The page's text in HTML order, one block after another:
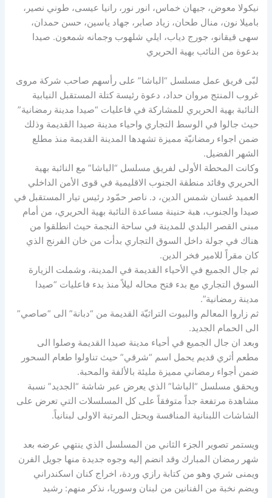
نيكولا معوض، جيهان خماس، انور نور، رانيا عيسى، طوني نصير،
باميلا نون، منال طحان، زياد صابر، جهاد ياسين، حسن حمدان،
سهى قيقانو، جورج دياب، ايلي شلهوب وجمانه شمعون. صيدا
بدعوة من النائب بهية الحريري
لبّى فريق عمل مسلسل “الباشا” على رأسهم صاحب شركة مروى
غروب المنتج مروان حداد، دعوة رئيسة كتلة المستقبل النيابية
النائبة بهية الحريري للمشاركة في فاعليات “صيدا مدينة رمضانية”
حيث جالوا في الوسط التجاري واحياء مدينة صيدا القديمة وذلك
ضمن اجواء رمضانيّة مميزة تشهدها المدينة القديمة منذ مطلع
الشهر الفضيل.
وكانت المحطة الأولى لفريق مسلسل “الباشا” مع النائبة بهية
الحريري وقائد منطقة الجنوب الاقليمية في قوى الأمن الداخلي
العميد غسان شمس الدين، د. ناصر حمّود رئيس تيار المستقبل في
صيدا والجنوب، هبة حنينة مساعدة النائبة بهية الحريري، من أمام
مبنى القصر البلدي للمدينة في ساحة النجمة حيث انطلقوا من
هناك في جولة داخل السوق التجاري بدأت من خان الفرنج الذي
كان مقراً للامير فخر الدين.
ثم جال الجميع في الأحياء القديمة في المدينة، وشملت الزيارة
السوق التجاري مع بدء فتح محاله ليلاً منذ بدء فاعليات “صيدا
مدينة رمضانية”.
ثم زاروا المعالم والبيوت التراثيّة القديمة من “دبانة” الى “صاصي”
الى الحمام الجديد.
وبعد ان جال الجميع في أحياء مدينة صيدا القديمة وصلوا الى
مطعم أثري قديم يحمل اسم “شرقي” حيث تناولوا طعام السحور
ضمن أجواء رمضاني مميزة مليئة بالألفة والمحبة.
ويحقق مسلسل “الباشا” الذي يعرض عبر شاشة “الجديد” نسبة
مشاهدة مرتفعة جداً متوفقاً على كل المسلسلات التي تعرض على
الشاشات اللبنانية المنافسة ويحتل المرتبة الاولى لبنانياً.
ويستمر تصوير الجزء الثاني من المسلسل الذي ينتهي عرضه بعد
شهر رمضان المبارك وقد انضم إليه وجوه جديدة منها جويل الفرن
ويمنى شري وهو من كتابة رازي وردة، اخراج كنان اسكندراني
ويضم نخبة من الفنانين من لبنان وسوريا، نذكر منهم: رشيد